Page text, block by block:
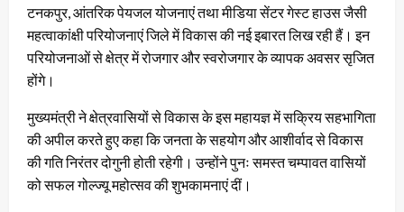
टनकपुर, आंतरिक पेयजल योजनाएं तथा मीडिया सेंटर गेस्ट हाउस जैसी
महत्वाकांक्षी परियोजनाएं जिले में विकास की नई इबारत लिख रही हैं। इन
परियोजनाओं से क्षेत्र में रोजगार और स्वरोजगार के व्यापक अवसर सृजित
होंगे।
मुख्यमंत्री ने क्षेत्रवासियों से विकास के इस महायज्ञ में सक्रिय सहभागिता
की अपील करते हुए कहा कि जनता के सहयोग और आशीर्वाद से विकास
की गति निरंतर दोगुनी होती रहेगी। उन्होंने पुनः समस्त चम्पावत वासियों
को सफल गोल्ज्यू महोत्सव की शुभकामनाएं दीं।